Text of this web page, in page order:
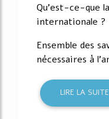
Qu'est-ce-que
internationale ?
Ensemble des
nécessaires à
LIRE LA SUITE